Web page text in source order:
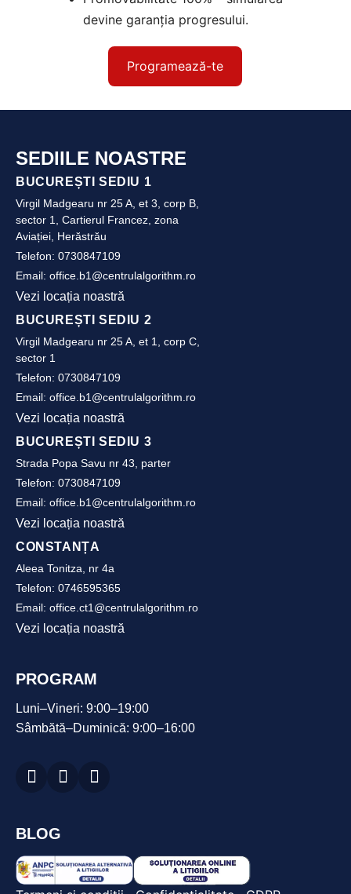
devine garanția progresului.
Programează-te
SEDIILE NOASTRE
BUCUREȘTI SEDIU 1
Virgil Madgearu nr 25 A, et 3, corp B,
sector 1, Cartierul Francez, zona
Aviației, Herăstrău
Telefon: 0730847109
Email: office.b1@centrulalgorithm.ro
Vezi locația noastră
BUCUREȘTI SEDIU 2
Virgil Madgearu nr 25 A, et 1, corp C,
sector 1
Telefon: 0730847109
Email: office.b1@centrulalgorithm.ro
Vezi locația noastră
BUCUREȘTI SEDIU 3
Strada Popa Savu nr 43, parter
Telefon: 0730847109
Email: office.b1@centrulalgorithm.ro
Vezi locația noastră
CONSTANȚA
Aleea Tonitza, nr 4a
Telefon: 0746595365
Email: office.ct1@centrulalgorithm.ro
Vezi locația noastră
PROGRAM
Luni–Vineri: 9:00–19:00
Sâmbătă–Duminică: 9:00–16:00
BLOG